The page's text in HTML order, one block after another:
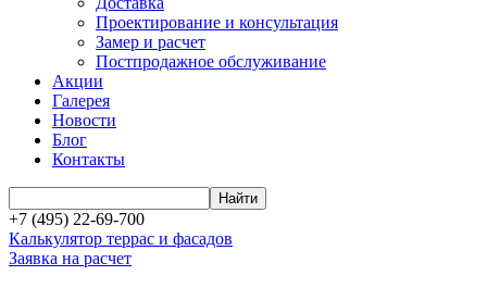
Проектирование и консультация
Замер и расчет
Постпродажное обслуживание
Акции
Галерея
Новости
Блог
Контакты
+7 (495) 22-69-700
Калькулятор террас и фасадов
Заявка на расчет